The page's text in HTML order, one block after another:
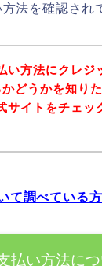
法を確認され
い方法にクレジ
どうかを知り
サイトをチェッ
調べている
払い方法に